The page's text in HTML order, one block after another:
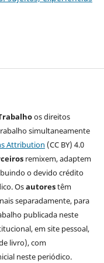
os direitos
simultaneamente
Attribution (CC BY) 4.0
remixem, adaptem
o devido crédito
Osautorestêm
separadamente, para
publicada neste
em site pessoal,
livro), com
neste periódico.